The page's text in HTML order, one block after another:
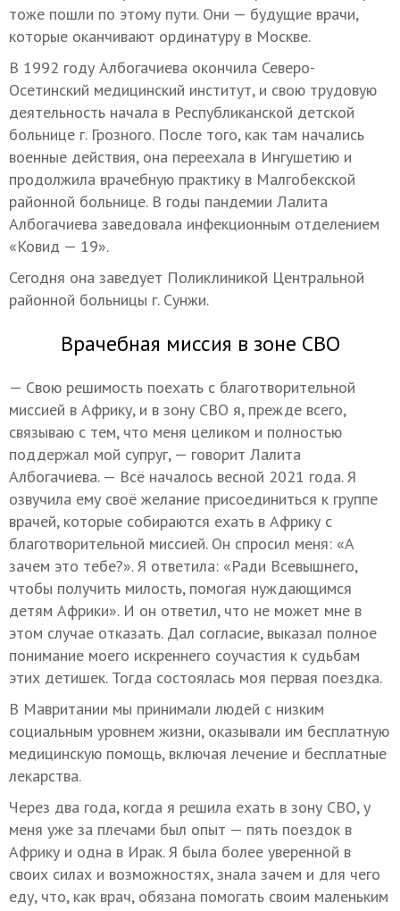
тоже пошли по этому пути. Они — будущие врачи,
которые оканчивают ординатуру в Москве.
В 1992 году Албогачиева окончила Северо-
Осетинский медицинский институт, и свою трудовую
деятельность начала в Республиканской детской
больнице г. Грозного. После того, как там начались
военные действия, она переехала в Ингушетию и
продолжила врачебную практику в Малгобекской
районной больнице. В годы пандемии Лалита
Албогачиева заведовала инфекционным отделением
«Ковид — 19».
Сегодня она заведует Поликлиникой Центральной
районной больницы г. Сунжи.
Врачебная миссия в зоне СВО
— Свою решимость поехать с благотворительной
миссией в Африку, и в зону СВО я, прежде всего,
связываю с тем, что меня целиком и полностью
поддержал мой супруг, — говорит Лалита
Албогачиева. — Всё началось весной 2021 года. Я
озвучила ему своё желание присоединиться к группе
врачей, которые собираются ехать в Африку с
благотворительной миссией. Он спросил меня: «А
зачем это тебе?». Я ответила: «Ради Всевышнего,
чтобы получить милость, помогая нуждающимся
детям Африки». И он ответил, что не может мне в
этом случае отказать. Дал согласие, выказал полное
понимание моего искреннего соучастия к судьбам
этих детишек. Тогда состоялась моя первая поездка.
В Мавритании мы принимали людей с низким
социальным уровнем жизни, оказывали им бесплатную
медицинскую помощь, включая лечение и бесплатные
лекарства.
Через два года, когда я решила ехать в зону СВО, у
меня уже за плечами был опыт — пять поездок в
Африку и одна в Ирак. Я была более уверенной в
своих силах и возможностях, знала зачем и для чего
еду, что, как врач, обязана помогать своим маленьким